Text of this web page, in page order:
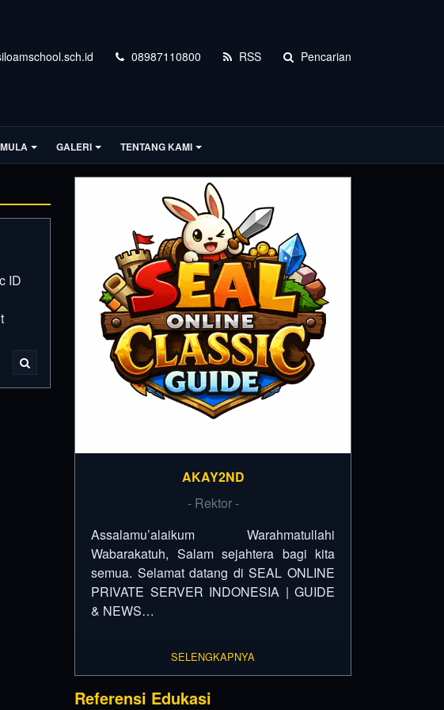
08987110800 RSS Pencarian
GALERI TENTANG KAMI
ID
AKAY2ND
- Rektor -
Assalamu’alaikum Warahmatullahi
Wabarakatuh, Salam sejahtera bagi kita
semua. Selamat datang di SEAL ONLINE
PRIVATE SERVER INDONESIA | GUIDE
& NEWS…
SELENGKAPNYA
Referensi Edukasi